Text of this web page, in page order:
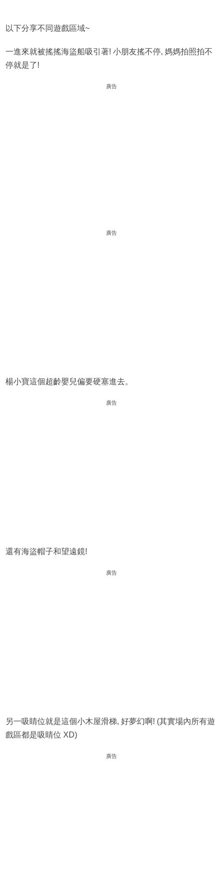
以下分享不同遊戲區域~
一進來就被搖搖海盜船吸引著! 小朋友搖不停, 媽媽拍照拍不
停就是了!
廣告
廣告
楊小寶這個超齡嬰兒偏要硬塞進去。
廣告
還有海盜帽子和望遠鏡!
廣告
另一吸睛位就是這個小木屋滑梯, 好夢幻啊! (其實場內所有遊
戲區都是吸睛位 XD)
廣告